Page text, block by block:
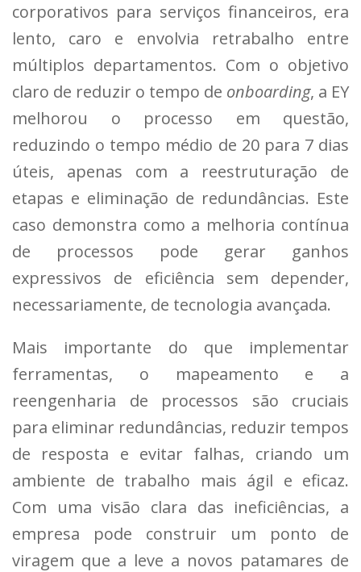
corporativos para serviços financeiros, era
lento, caro e envolvia retrabalho entre
múltiplos departamentos. Com o objetivo
claro de reduzir o tempo de onboarding, a EY
melhorou o processo em questão,
reduzindo o tempo médio de 20 para 7 dias
úteis, apenas com a reestruturação de
etapas e eliminação de redundâncias. Este
caso demonstra como a melhoria contínua
de processos pode gerar ganhos
expressivos de eficiência sem depender,
necessariamente, de tecnologia avançada.
Mais importante do que implementar
ferramentas, o mapeamento e a
reengenharia de processos são cruciais
para eliminar redundâncias, reduzir tempos
de resposta e evitar falhas, criando um
ambiente de trabalho mais ágil e eficaz.
Com uma visão clara das ineficiências, a
empresa pode construir um ponto de
viragem que a leve a novos patamares de